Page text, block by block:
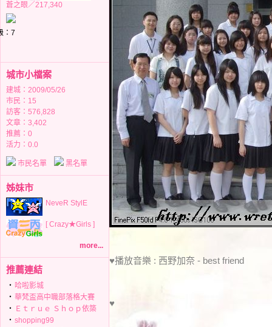
蒼之眼／217,340
城市小檔案
建城：2009/05/26
市民：15
訪客：576,828
文章：3,402
推薦： 0
活力：0.0
市民名單 黑名單
姊妹市
NeveR StylE
[ Crazy★Girls ]
more...
推薦連結
‧ 哈啦影城
‧ 華梵盃高中職部落格大賽
‧
Ｅｔｒｕｅ Ｓｈｏｐ依築
‧ shopping99
♥播放音樂 : 西野加奈 - best friend
♥